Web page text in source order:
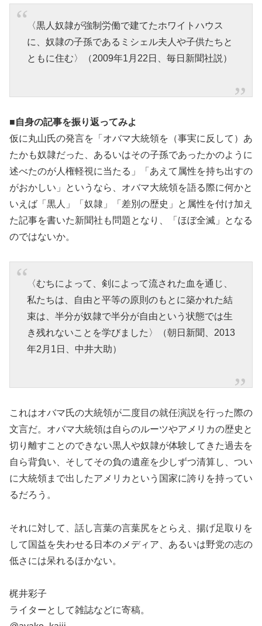
〈黒人奴隷が強制労働で建てたホワイトハウス
に、奴隷の子孫であるミシェル夫人や子供たちと
ともに住む〉（2009年1月22日、毎日新聞社説）
■自身の記事を振り返ってみよ
仮に丸山氏の発言を「オバマ大統領を（事実に反して）あ
たかも奴隷だった、あるいはその子孫であったかのように
述べたのが人権軽視に当たる」「あえて属性を持ち出すの
がおかしい」というなら、オバマ大統領を語る際に何かと
いえば「黒人」「奴隷」「差別の歴史」と属性を付け加え
た記事を書いた新聞社も問題となり、「ほぼ全滅」となる
のではないか。
〈むちによって、剣によって流された血を通じ、
私たちは、自由と平等の原則のもとに築かれた結
束は、半分が奴隷で半分が自由という状態では生
き残れないことを学びました〉（朝日新聞、2013
年2月1日、中井大助）
これはオバマ氏の大統領が二度目の就任演説を行った際の
文言だ。オバマ大統領は自らのルーツやアメリカの歴史と
切り離すことのできない黒人や奴隷が体験してきた過去を
自ら背負い、そしてその負の遺産を少しずつ清算し、つい
に大統領まで出したアメリカという国家に誇りを持ってい
るだろう。
それに対して、話し言葉の言葉尻をとらえ、揚げ足取りを
して国益を失わせる日本のメディア、あるいは野党の志の
低さには呆れるほかない。
梶井彩子
ライターとして雑誌などに寄稿。